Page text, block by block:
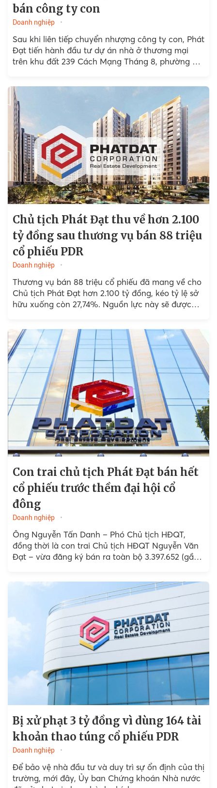
bán công ty con
Doanh nghiệp
Sau khi liên tiếp chuyển nhượng công ty con, Phát
Đạt tiến hành đầu tư dự án nhà ở thương mại
trên khu đất 239 Cách Mạng Tháng 8, phường 4,
Chủ tịch Phát Đạt thu về hơn 2.100
tỷ đồng sau thương vụ bán 88 triệu
cổ phiếu PDR
Doanh nghiệp
Thương vụ bán 88 triệu cổ phiếu đã mang về cho
Chủ tịch Phát Đạt hơn 2.100 tỷ đồng, kéo tỷ lệ sở
hữu xuống còn 27,74%. Nguồn lực này sẽ được
Con trai chủ tịch Phát Đạt bán hết
cổ phiếu trước thềm đại hội cổ
đông
Doanh nghiệp
Ông Nguyễn Tấn Danh – Phó Chủ tịch HĐQT,
đồng thời là con trai Chủ tịch HĐQT Nguyễn Văn
Đạt – vừa đăng ký bán ra toàn bộ 3.397.652 (gần
Bị xử phạt 3 tỷ đồng vì dùng 164 tài
khoản thao túng cổ phiếu PDR
Doanh nghiệp
Để bảo vệ nhà đầu tư và duy trì sự ổn định của thị
trường, mới đây, Ủy ban Chứng khoán Nhà nước